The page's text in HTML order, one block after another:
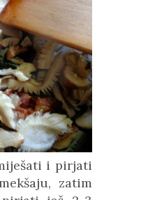
i pirjati
zatim